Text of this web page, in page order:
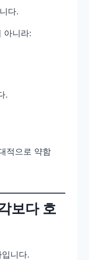
다.
아니라:
.
적으로 약함
보다 호
니다.